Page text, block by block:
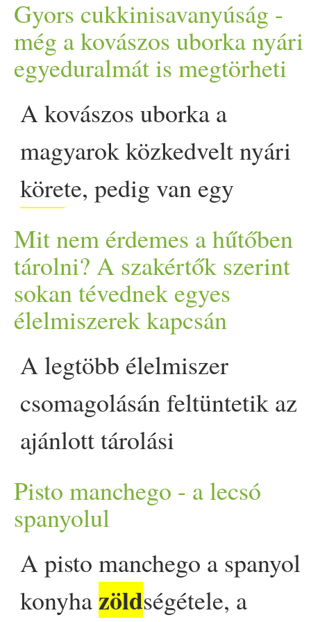
háztartásában évente
hulladék keletkezik, ami
tonnát jelent.
Fejenként 21 kiló étel
kukájában - javarészt
Gyors cukkinisavanyúság -
még a kovászos uborka nyári
egyeduralmát is megtörheti
A kovászos uborka a
magyarok közkedvelt nyári
körete, pedig van egy
zöld
ség, amely ugyanolyan
könnyedén, sőt még
gyorsabban varázsolható
roppanós savanyúsággá: a
cukkini. Elkészítés után
elegendő lehet mindössze 24
óra hűtős pihentetés, és már
ekkor is fogyasztható.
a kovászos uborka szinte
minden asztalon ott van, de a
cukkini is megérdemli a
Mit nem érdemes a hűtőben
tárolni? A szakértők szerint
sokan tévednek egyes
élelmiszerek kapcsán
A legtöbb élelmiszer
csomagolásán feltüntetik az
ajánlott tárolási
körülményeket, a piacon
vásároltzöldségek és
gyümölcsök esetében
ellenben már nem ilyen
Pisto manchego - a lecsó
spanyolul
A pisto manchego a spanyol
konyhazöldségétele, a